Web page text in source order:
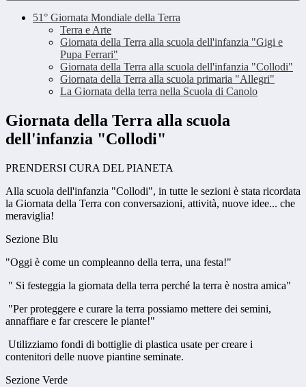
51° Giornata Mondiale della Terra
Terra e Arte
Giornata della Terra alla scuola dell'infanzia "Gigi e
Pupa Ferrari"
Giornata della Terra alla scuola dell'infanzia "Collodi"
Giornata della Terra alla scuola primaria "Allegri"
La Giornata della terra nella Scuola di Canolo
Giornata della Terra alla scuola
dell'infanzia "Collodi"
PRENDERSI CURA DEL PIANETA
Alla scuola dell'infanzia "Collodi", in tutte le sezioni è stata ricordata
la Giornata della Terra con conversazioni, attività, nuove idee... che
meraviglia!
Sezione Blu
"Oggi è come un compleanno della terra, una festa!"
" Si festeggia la giornata della terra perché la terra è nostra amica"
"Per proteggere e curare la terra possiamo mettere dei semini,
annaffiare e far crescere le piante!"
Utilizziamo fondi di bottiglie di plastica usate per creare i
contenitori delle nuove piantine seminate.
Sezione Verde